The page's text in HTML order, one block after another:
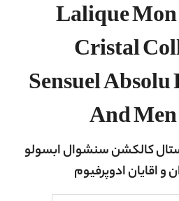
Lalique
Cristal
Sensuel
And
کالکشن سنشوال ابسولو
و اقایان ادوپرفیوم